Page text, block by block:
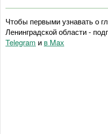
Чтобы первыми узнавать о
Ленинградской области -
Telegram и в Maх